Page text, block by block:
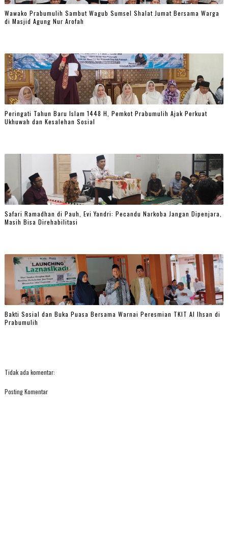
Wawako Prabumulih Sambut Wagub Sumsel Shalat Jumat Bersama Warga
di Masjid Agung Nur Arofah
Peringati Tahun Baru Islam 1448 H, Pemkot Prabumulih Ajak Perkuat
Ukhuwah dan Kesalehan Sosial
Safari Ramadhan di Pauh, Evi Yandri: Pecandu Narkoba Jangan Dipenjara,
Masih Bisa Direhabilitasi
Bakti Sosial dan Buka Puasa Bersama Warnai Peresmian TKIT Al Ihsan di
Prabumulih
Tidak ada komentar:
Posting Komentar